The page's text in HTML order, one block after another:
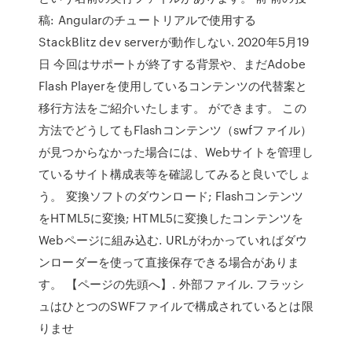
稿: Angularのチュートリアルで使用する
StackBlitz dev serverが動作しない. 2020年5月19
日 今回はサポートが終了する背景や、まだAdobe
Flash Playerを使用しているコンテンツの代替案と
移行方法をご紹介いたします。 ができます。 この
方法でどうしてもFlashコンテンツ（swfファイル）
が見つからなかった場合には、Webサイトを管理し
ているサイト構成表等を確認してみると良いでしょ
う。 変換ソフトのダウンロード; Flashコンテンツ
をHTML5に変換; HTML5に変換したコンテンツを
Webページに組み込む. URLがわかっていればダウ
ンローダーを使って直接保存できる場合がありま
す。 【ページの先頭へ】. 外部ファイル. フラッシ
ュはひとつのSWFファイルで構成されているとは限
りませ